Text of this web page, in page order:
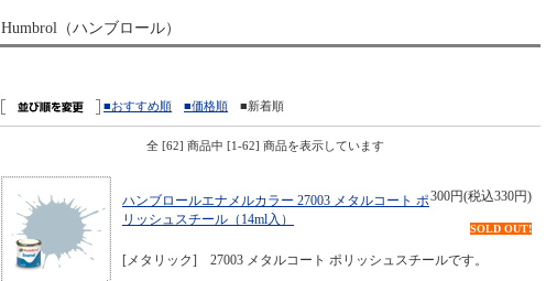
Humbrol（ハンブロール）
■おすすめ順 ■価格順 ■新着順
全 [62] 商品中 [1-62] 商品を表示しています
ハンブロールエナメルカラー 27003 メタルコート ポ
リッシュスチール（14ml入）
300円(税込330円)
SOLD OUT!
[メタリック] 27003 メタルコート ポリッシュスチールです。